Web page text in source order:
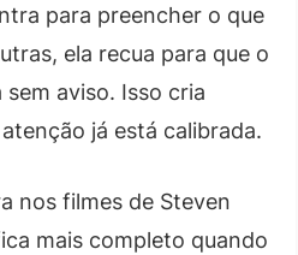
para preencher o que
ela recua para que o
aviso. Isso cria
já está calibrada.
nos filmes de Steven
mais completo quando